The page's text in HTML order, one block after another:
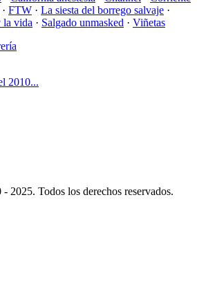
· FTW · La siesta del borrego salvaje ·
la vida · Salgado unmasked · Viñetas
2010...
2025. Todos los derechos reservados.